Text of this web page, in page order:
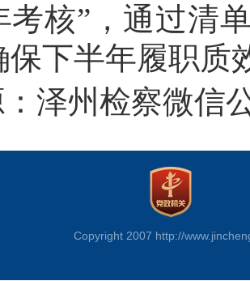
考核”，通过清
保下半年履职质
泽州检察微信
Copyright 2007 http://